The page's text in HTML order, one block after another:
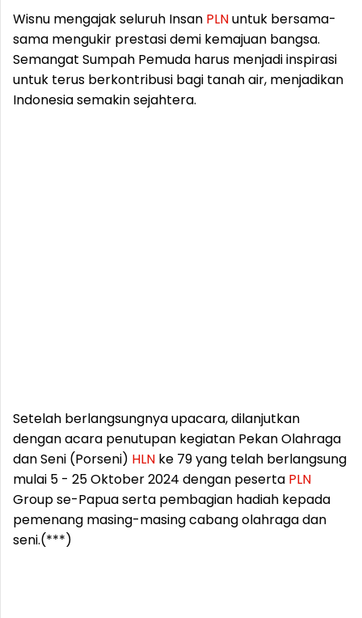
Wisnu mengajak seluruh Insan PLNuntuk bersama-
sama mengukir prestasi demi kemajuan bangsa.
Semangat Sumpah Pemuda harus menjadi inspirasi
untuk terus berkontribusi bagi tanah air, menjadikan
Indonesia semakin sejahtera.
Setelah berlangsungnya upacara, dilanjutkan
dengan acara penutupan kegiatan Pekan Olahraga
dan Seni (Porseni) HLN ke 79 yang telah berlangsung
mulai 5 - 25 Oktober 2024 dengan peserta PLN
Group se-Papua serta pembagian hadiah kepada
pemenang masing-masing cabang olahraga dan
seni.(***)